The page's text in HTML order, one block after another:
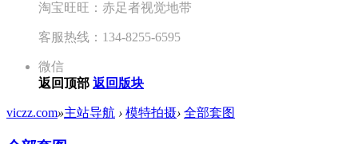
淘宝旺旺：赤足者视觉地带
客服热线：134-8255-6595
微信
返回顶部 返回版块
viczz.com»主站导航 › 模特拍摄› 全部套图